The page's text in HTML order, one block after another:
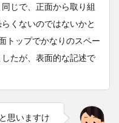
じで、正面から取り組
くないのではないかと
トップでかなりのスペー
たが、表面的な記述で
思いますけ